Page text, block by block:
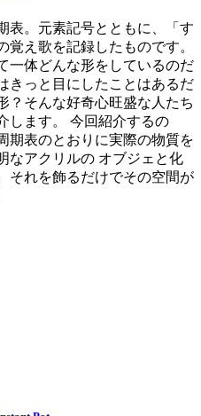
表。元素記号とともに、「す
え歌を記録したものです。
一体どんな形をしているのだ
きっと目にしたことはあるだ
？そんな好奇心旺盛な人たち
します。 今回紹介するの
期表のとおりに実際の物質を
なアクリルの オブジェと化
それを飾るだけでその空間が